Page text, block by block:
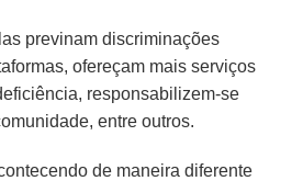
previnam discriminações
ofereçam mais serviços
responsabilizem-se
entre outros.
de maneira diferente